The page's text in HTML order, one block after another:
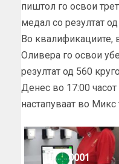
пиштол го освои
медал со резултат
Во квалификациите,
Оливера го освои
резултат од 560
Денес во 17:00
настапуваат во
0001